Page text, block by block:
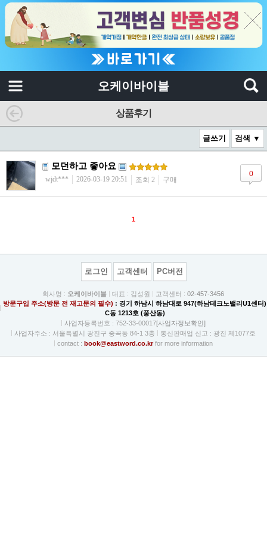
오케이바이블
상품후기
글쓰기 검색 ▼
모던하고 좋아요
wjdt*** 2026-03-19 20:51 조회 2 구매
0
1
로그인 고객센터 PC버전
회사명 : 오케이바이블 대표 : 김성원 고객센터 : 02-457-3456
방문구입 주소(방문 전 재고문의 필수) : 경기 하남시 하남대로 947(하남테크노밸리U1센터)
C동 1213호 (풍산동)
사업자등록번호 : 752-33-00017[사업자정보확인]
사업자주소 : 서울특별시 광진구 중곡동 84-1 3층
통신판매업 신고 : 광진 제1077호
contact : book@eastword.co.krfor more information